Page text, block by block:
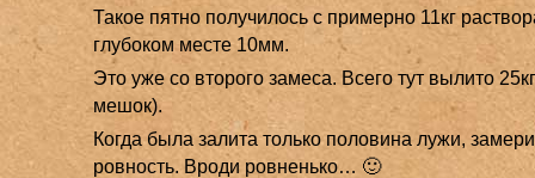
Такое пятно получилось с примерно 11кг
глубоком месте 10мм.
Это уже со второго замеса. Всего тут вылито
мешок).
Когда была залита только половина лужи,
ровность. Вроди ровненько… 🙂